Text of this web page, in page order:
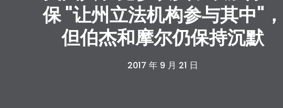
保 "让州立法机构参与其中"，
但伯杰和摩尔仍保持沉默
2017 年 9 月 21 日